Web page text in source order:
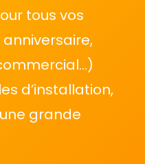
tous vos
anniversaire,
d’installation,
grande